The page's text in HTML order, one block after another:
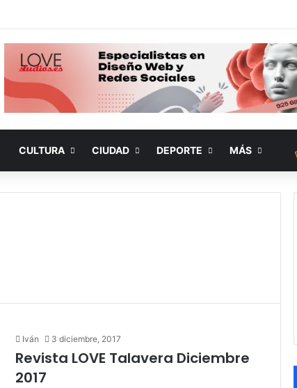
CULTURA CIUDAD DEPORTE MÁS
Iván 3 diciembre, 2017
Revista LOVE Talavera Diciembre
2017